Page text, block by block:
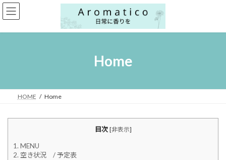
コ
ン
ン
ナ
ビ
ー
Home
HOME Home
目次 [非表示]
1. MENU
2. 空き状況 / 予定表